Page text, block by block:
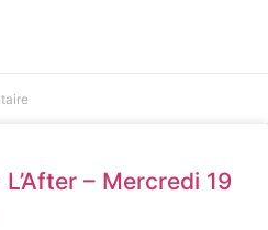
– Mercredi 19